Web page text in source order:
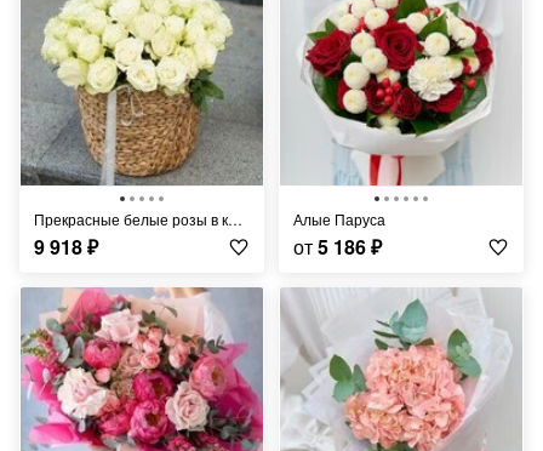
Прекрасные белые розы в корзине
9 918₽
Алые Паруса
от5 186₽